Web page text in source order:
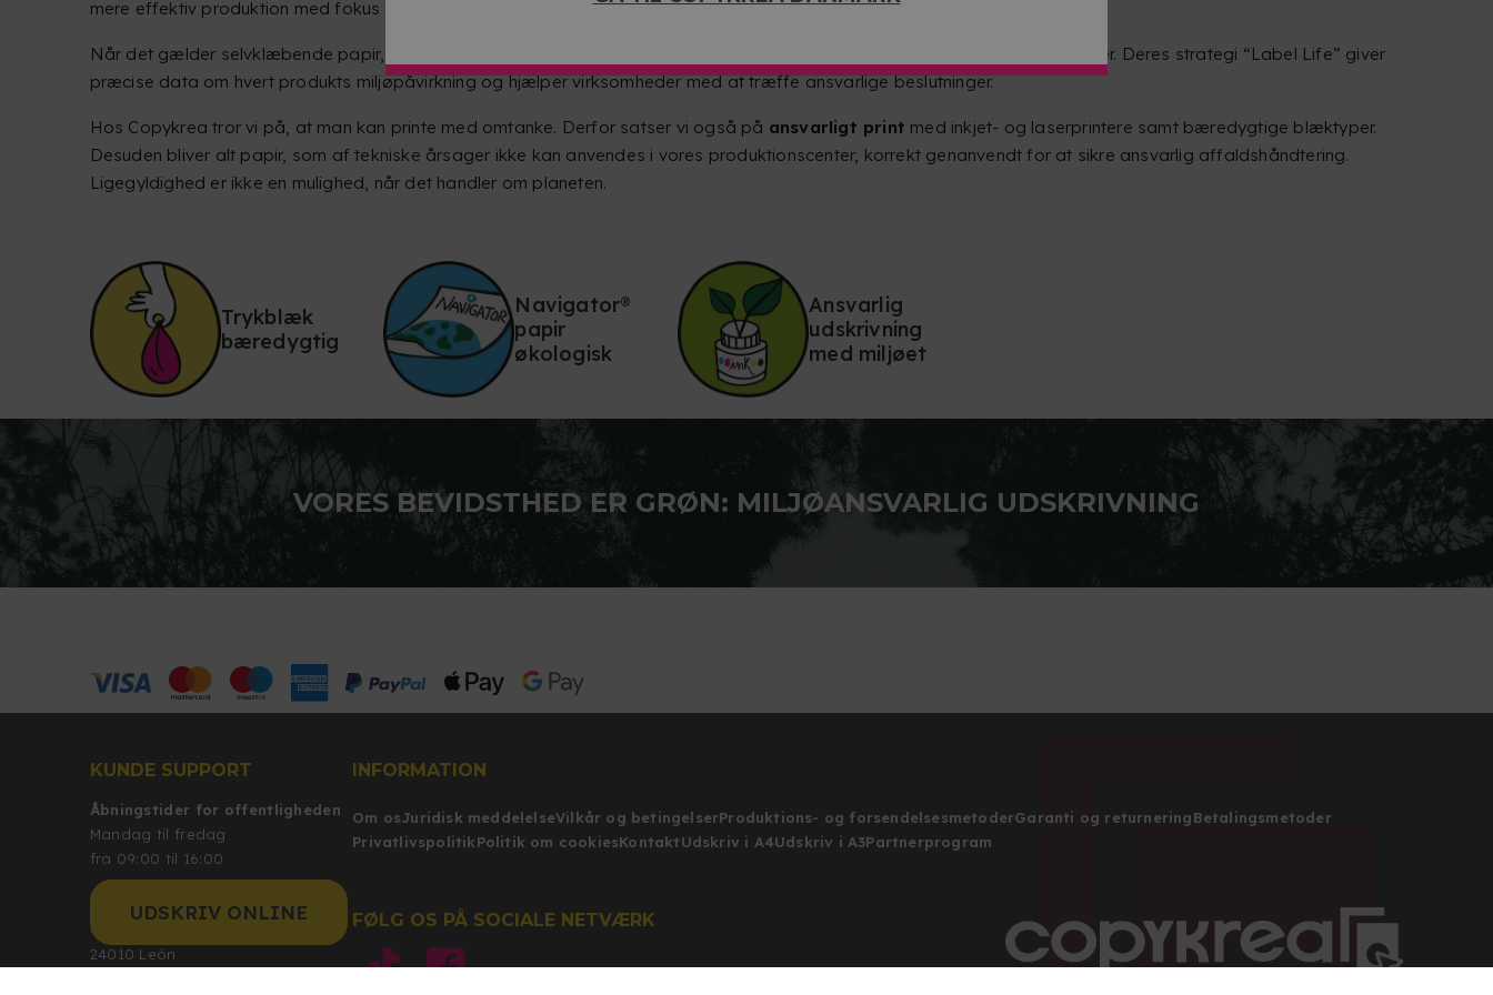
UDSKRIV ONLINE
mere effektiv produktion med fokus på reduktion af emissioner og brugen af certificerede råmaterialer.
Når det gælder selvklæbende papir, stoler vi på
, en førende aktør inden for bæredygtige etiketteringsløsninger. Deres strategi “Label Life” giver
præcise data om hvert produkts miljøpåvirkning og hjælper virksomheder med at træffe ansvarlige beslutninger.
Hos Copykrea tror vi på, at man kan printe med omtanke. Derfor satser vi også på ansvarligt print med inkjet- og laserprintere samt bæredygtige blæktyper.
Desuden bliver alt papir, som af tekniske årsager ikke kan anvendes i vores produktionscenter, korrekt genanvendt for at sikre ansvarlig affaldshåndtering.
Ligegyldighed er ikke en mulighed, når det handler om planeten.
Trykblæk
bæredygtig
Navigator®
papir
økologisk
Ansvarlig
udskrivning
med miljøet
VORES BEVIDSTHED ER GRØN: MILJØANSVARLIG UDSKRIVNING
KUNDE SUPPORT
Åbningstider for offentligheden
Mandag til fredag
fra 09:00 til 16:00
eCommProjects Internet S.L.
C/Azorín 140
24010 León
INFORMATION
Om osJuridisk meddelelseVilkår og betingelserProduktions- og forsendelsesmetoderGaranti og returneringBetalingsmetoder
PrivatlivspolitikPolitik om cookiesKontaktUdskriv i A4Udskriv i A3Partnerprogram
FØLG OS PÅ SOCIALE NETVÆRK